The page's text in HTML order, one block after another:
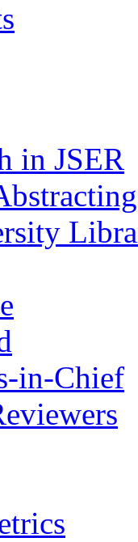
in JSER
in-Chief